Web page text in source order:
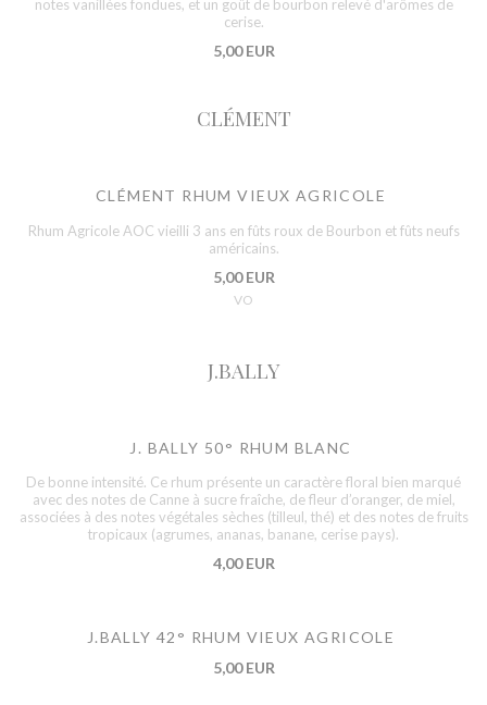
notes vanillées fondues, et un goût de bourbon relevé d'arômes de
cerise.
5,00 EUR
CLÉMENT
CLÉMENT RHUM VIEUX AGRICOLE
Rhum Agricole AOC vieilli 3 ans en fûts roux de Bourbon et fûts neufs
américains.
5,00 EUR
VO
J.BALLY
J. BALLY 50° RHUM BLANC
De bonne intensité. Ce rhum présente un caractère floral bien marqué
avec des notes de Canne à sucre fraîche, de fleur d’oranger, de miel,
associées à des notes végétales sèches (tilleul, thé) et des notes de fruits
tropicaux (agrumes, ananas, banane, cerise pays).
4,00 EUR
J.BALLY 42° RHUM VIEUX AGRICOLE
5,00 EUR